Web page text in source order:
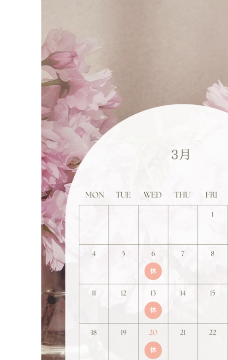
よくあるご質問
混雑状況確認
お問い合わせ
会員規約
プライバシーポリシー
特定商取引法
5分毎更新 （最終更新日時：2026年
マークが表す館内人数の